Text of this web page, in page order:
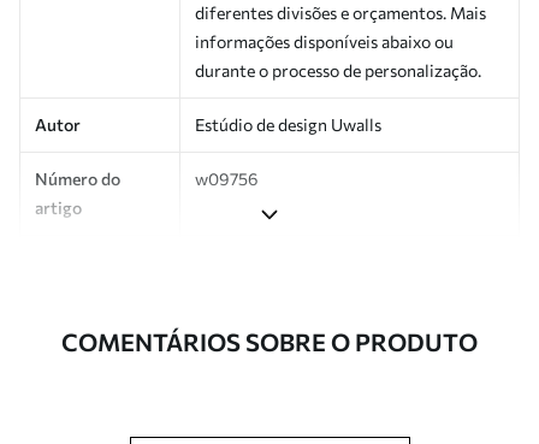
diferentes divisões e orçamentos. Mais
informações disponíveis abaixo ou
durante o processo de personalização.
Autor Estúdio de design Uwalls
Número do
artigo
w09756
Adicionalmente
Disponível com revestimento de verniz
COMENTÁRIOS SOBRE O PRODUTO